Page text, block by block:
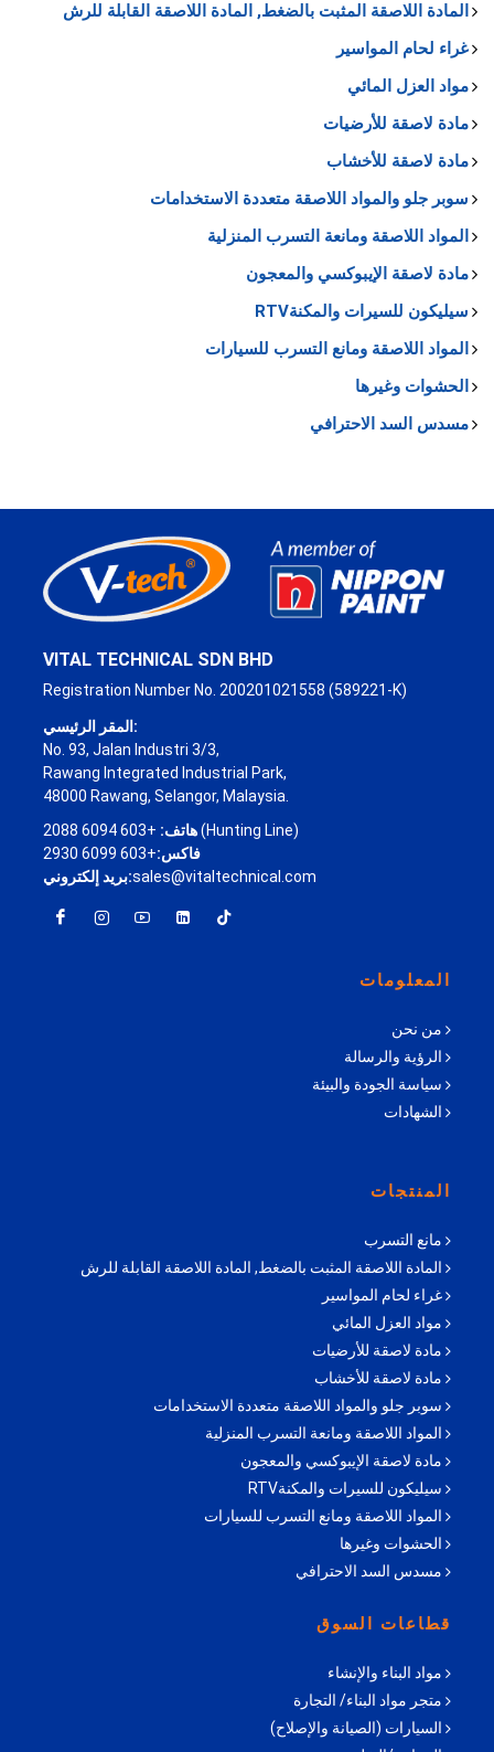
المادة اللاصقة المثبت بالضغط, المادة اللاصقة القابلة للرش
غراء لحام المواسير
مواد العزل المائي
مادة لاصقة للأرضيات
مادة لاصقة للأخشاب
سوبر جلو والمواد اللاصقة متعددة الاستخدامات
المواد اللاصقة ومانعة التسرب المنزلية
مادة لاصقة الإيبوكسي والمعجون
سيليكون للسيرات والمكنةRTV
المواد اللاصقة ومانع التسرب للسيارات
الحشوات وغيرها
مسدس السد الاحترافي
VITAL TECHNICAL SDN BHD
Registration Number No. 200201021558 (589221-K)
المقر الرئيسي:
No. 93, Jalan Industri 3/3,
Rawang Integrated Industrial Park,
48000 Rawang, Selangor, Malaysia.
هاتف:+603 6094 2088 (Hunting Line)
فاكس:+603 6099 2930
بريد إلكتروني:sales@vitaltechnical.com
المعلومات
من نحن
الرؤية والرسالة
سياسة الجودة والبيئة
الشهادات
المنتجات
مانع التسرب
المادة اللاصقة المثبت بالضغط, المادة اللاصقة القابلة للرش
غراء لحام المواسير
مواد العزل المائي
مادة لاصقة للأرضيات
مادة لاصقة للأخشاب
سوبر جلو والمواد اللاصقة متعددة الاستخدامات
المواد اللاصقة ومانعة التسرب المنزلية
مادة لاصقة الإيبوكسي والمعجون
سيليكون للسيرات والمكنةRTV
المواد اللاصقة ومانع التسرب للسيارات
الحشوات وغيرها
مسدس السد الاحترافي
قطاعات السوق
مواد البناء والإنشاء
متجر مواد البناء/ التجارة
السيارات (الصيانة والإصلاح)